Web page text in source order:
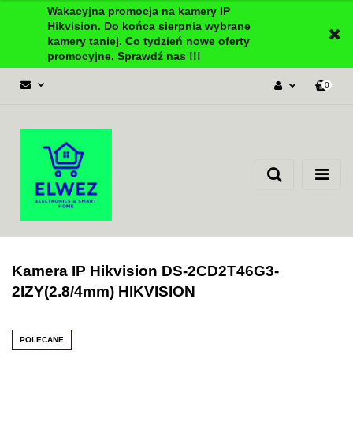
Wakacyjna promocja na kamery IP
Hikvision. Do końca sierpnia wybrane
kamery taniej. Co tydzień nowe oferty
promocyjne. Sprawdź nas !!!
Zgody cookies
0
Kamera IP Hikvision DS-2CD2T46G3-
2IZY(2.8/4mm) HIKVISION
POLECANE